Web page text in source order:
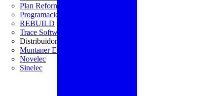
Plan Reforma
Programación Integral
REBUILD
Trace Software
Distribuidor
Muntaner Electro
Novelec
Sinelec